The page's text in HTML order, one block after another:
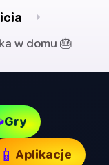
w domu 🎂
Gry
📱 Aplikacje